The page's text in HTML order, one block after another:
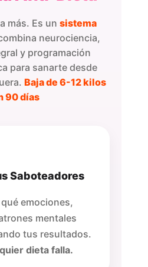
más. Es un sistema
neurociencia,
y programación
para sanarte desde
Baja de 6-12 kilos
90 días
Saboteadores
emociones,
mentales
tus resultados.
dieta falla.